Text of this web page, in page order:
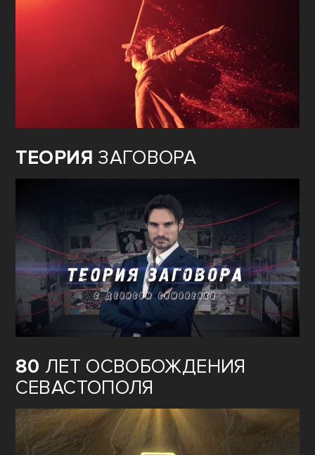
ТЕОРИЯ ЗАГОВОРА
80 ЛЕТ ОСВОБОЖДЕНИЯ
СЕВАСТОПОЛЯ